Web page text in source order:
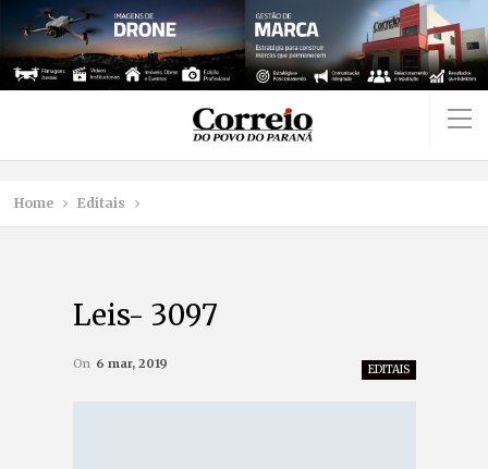
Home Editais
Leis- 3097
EDITAIS
On 6 mar, 2019